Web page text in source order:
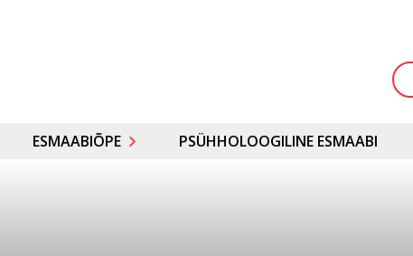
ESMAABIÕPE PSÜHHOLOOGILINE ESMAABI